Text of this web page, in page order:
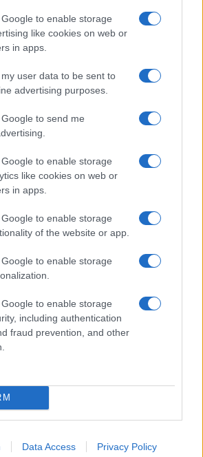
to enable storage
like cookies on web or
in apps.
user data to be sent to
advertising purposes.
to send me
to enable storage
like cookies on web or
in apps.
to enable storage
of the website or app.
to enable storage
to enable storage
including authentication
fraud prevention, and other
Data Access Privacy Policy
in tempo reale?
nel canale telegram di
le tue segnalazioni,
tuoi video e le tue foto
WhatsApp al numero +39
le nostre ultime news
WS